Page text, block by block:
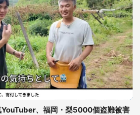
、福岡・梨5000個盗難被害